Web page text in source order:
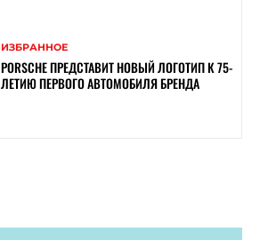
ИЗБРАННОЕ
PORSCHE ПРЕДСТАВИТ НОВЫЙ ЛОГОТИП К 75-
ЛЕТИЮ ПЕРВОГО АВТОМОБИЛЯ БРЕНДА